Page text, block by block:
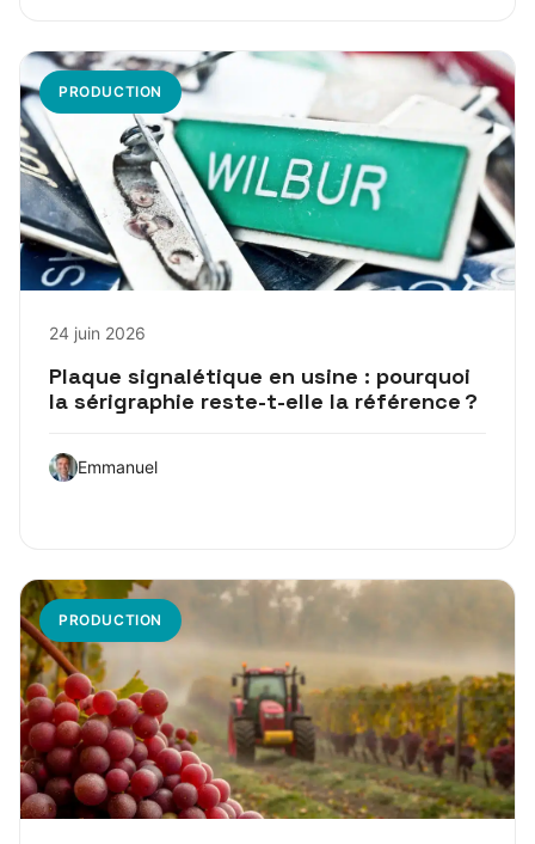
PRODUCTION
24 juin 2026
Plaque signalétique en usine : pourquoi
la sérigraphie reste-t-elle la référence ?
Emmanuel
PRODUCTION